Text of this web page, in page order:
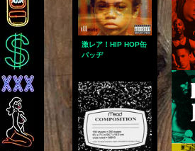
激レア！HIP HOP缶
バッヂ